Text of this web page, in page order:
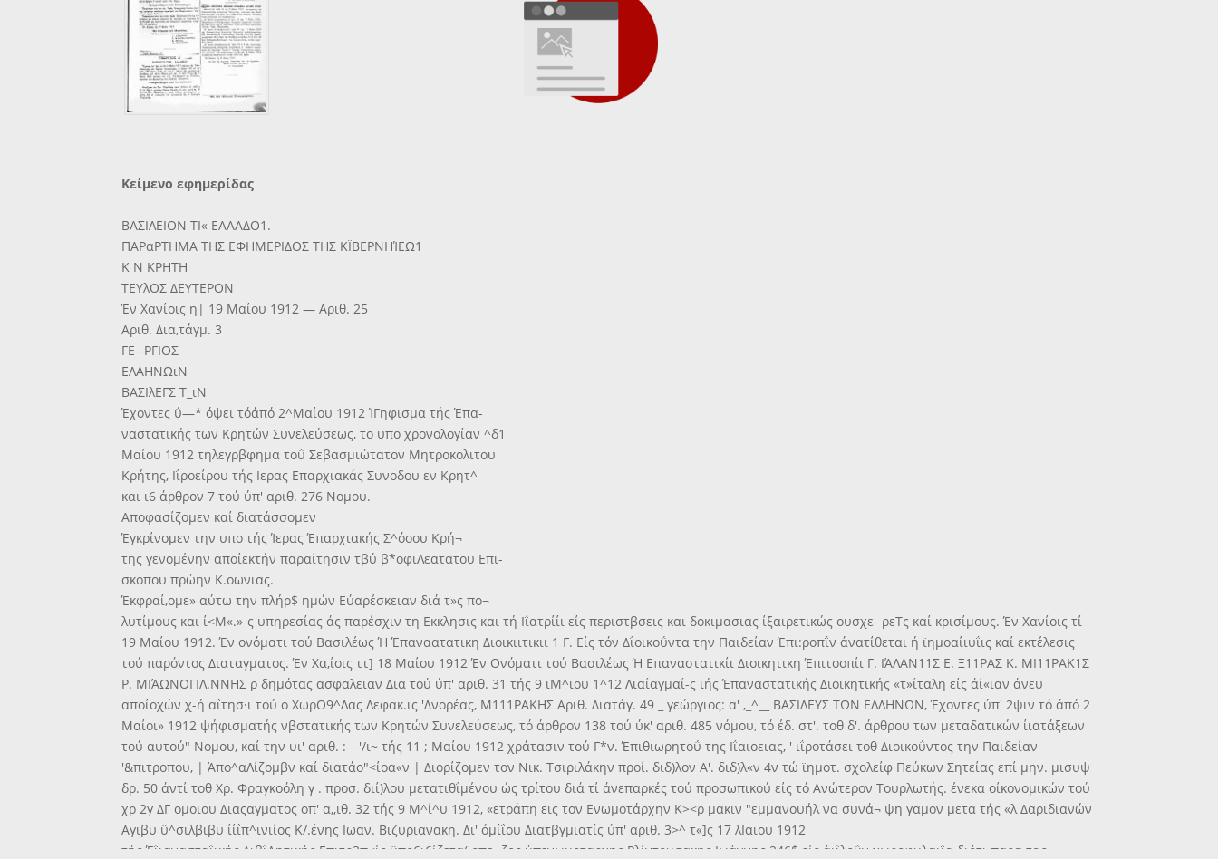
Κείμενο εφημερίδας
ΒΑΣΙΛΕΙΟΝ ΤΙ« ΕΑΑΑΔΟ1.
ΠΑΡαΡΤΗΜΑ ΤΗΣ ΕΦΗΜΕΡΙΔΟΣ ΤΗΣ ΚΪΒΕΡΝΗΊΕΩ1
Κ Ν ΚΡΗΤΗ
ΤΕΥλΟΣ ΔΕΥΤΕΡΟΝ
Έν Χανίοις η| 19 Μαίου 1912 — Αριθ. 25
Αριθ. Δια,τάγμ. 3
ΓΕ--ΡΓΙΟΣ
ΕΛΑΗΝΩιΝ
ΒΑΣΙλΕΓΣ Τ_ιΝ
Έχοντες ΰ—* όψει τόάπό 2^Μαίου 1912 ΊΓηφισμα τής Έπα-
ναστατικής των Κρητών Συνελεύσεως, το υπο χρονολογίαν ^δ1
Μαίου 1912 τηλεγρβφημα τοΰ Σεβασμιώτατον Μητροκολιτου
Κρήτης, Ιΐροείρου τής Ιερας Επαρχιακάς Συνοδου εν Κρητ^
και ι6 άρθρον 7 τού ύπ' αριθ. 276 Νομου.
Αποφασίζομεν καί διατάσσομεν
Έγκρίνομεν την υπο τής Ίερας Έπαρχιακής Σ^όοου Κρή¬
της γενομένην αποίεκτήν παραίτησιν τβύ β*οφιΛεατατου Επι-
σκοπου πρώην Κ.οωνιας.
Έκφραί,ομε» αύτω την πλήρ$ ημών Εύαρέσκειαν διά τ»ς πο¬
λυτίμους και ί<Μ«.»-ς υπηρεσίας άς παρέσχιν τη Εκκλησις και τή Ιΐατρίίι είς περιστβσεις και δοκιμασιας ίξαιρετικώς ουσχε- ρεΤς καί κρισίμους. Έν Χανίοις τί
19 Μαίου 1912. Έν ονόματι τού Βασιλέως Ή Έπαναατατικη Διοικιιτικιι 1 Γ. Είς τόν Δΐοικοΰντα την Παιδείαν Έπι:ροπΐν άνατίθεται ή ϊημοαίιυΐις καί εκτέλεσις
τού παρόντος Διαταγματος. Έν Χα,ίοις ττ] 18 Μαίου 1912 Έν Ονόματι τού Βασιλέως Ή Επαναστατικίι Διοικητικη Έπιτοοπίι Γ. ΙΆΛΑΝ11Σ Ε. Ξ11ΡΑΣ Κ. ΜΙ11ΡΑΚ1Σ
Ρ. ΜΙΆΩΝΟΓΙΛ.ΝΝΗΣ ρ δημότας ασφαλειαν Δια τού ύπ' αριθ. 31 τής 9 ιΜ^ιου 1^12 Λιαΐαγμαΐ-ς ιής Έπαναστατικής Διοικητικής «τ»ΐταλη είς άί«ιαν άνευ
αποίοχών χ-ή αΐτησ·ι τού ο XωρΟ9^Λας Λεφακ.ις 'Δνορέας, Μ111ΡΑΚΗΣ Αριθ. Διατάγ. 49 _ γεώργιος: α' ,_^__ ΒΑΣΙΛΕΥΣ ΤΩΝ ΕΛΛΗΝΩΝ, Έχοντες ύπ' 2ψιν τό άπό 2
Μαίοι» 1912 ψήφισματής νβστατικής των Κρητών Συνελεύσεως, τό άρθρον 138 τού ύκ' αριθ. 485 νόμου, τό έδ. στ'. τοθ δ'. άρθρου των μεταδατικών ίιατάξεων
τού αυτού" Νομου, καί την υι' αριθ. :—'/ι~ τής 11 ; Μαίου 1912 χράτασιν τού Γ*ν. Έπιθιωρητοΰ της Ιΐαιοειας, ' ιΐροτάσει τοθ Διοικοΰντος την Παιδείαν
'&πιτροπου, | Άπο^αΛίζομβν καί διατάο"<ίοα«ν | Διορίζομεν τον Νικ. Τσιριλάκην προί. διδ)λον Α'. διδ)λ«ν 4ν τώ ϊημοτ. σχολείφ Πεύκων Σητείας επί μην. μισυψ
δρ. 50 άντί τοθ Χρ. Φραγκοόλη γ . προσ. διί)λου μετατιθΐμένου ώς τρίτου διά τί άνεπαρκές τού προσωπικού είς τό Ανώτερον Τουρλωτής. ένεκα οίκονομικών τού
χρ 2γ ΔΓ ομοιου Διαςαγματος οπ' α,,ιθ. 32 τής 9 Μ^ί^υ 1912, «ετράπη εις τον Ενωμοτάρχην Κ><ρ μακιν "εμμανουήλ να συνά¬ ψη γαμον μετα τής «λ Δαριδιανών
Αγιβυ ϋ^σιλβιβυ ίίΐπ^ινιίος Κ/.ένης Ιωαν. Βιζυριανακη. Δι' όμίΐου Διατβγμιατίς ύπ' αριθ. 3>^ τ«]ς 17 λΙαιου 1912
τής Έΐιανασταΐικής ΔιβΐΑητικής Επιτρ3π<ίς ϋπο6ι6ίζετα( οπε- ζος ύπενωμοταρχης Ρλίντουσακης Ιωάννης 246$ είς άιΐλοΰν χωροφυλαιΐα διότι παρα τας